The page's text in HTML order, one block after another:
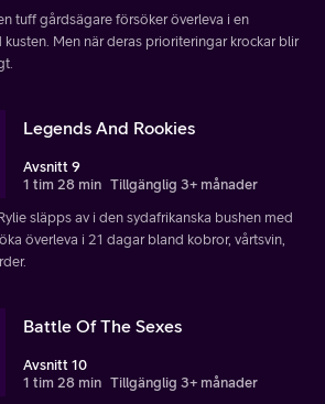
tuff gårdsägare försöker överleva i en
Men när deras prioriteringar krockar blir
Legends And Rookies
Avsnitt 9
1 tim 28 min Tillgänglig 3+ månader
släpps av i den sydafrikanska bushen med
överleva i 21 dagar bland kobror, vårtsvin,
Battle Of The Sexes
Avsnitt 10
1 tim 28 min Tillgänglig 3+ månader